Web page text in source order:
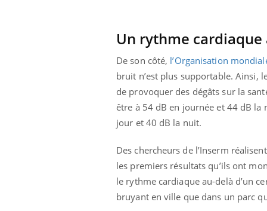
Un rythme cardiaque
De son côté, l’Organisation
bruit n’est plus supportable. Ainsi,
de provoquer des dégâts sur la
être à 54 dB en journée et 44 dB la
jour et 40 dB la nuit.
Des chercheurs de l’Inserm
les premiers résultats qu’ils ont
le rythme cardiaque au-delà d’un
bruyant en ville que dans un parc
Carence en fer : comprendre pour
Youtube
Fatigue, irritabilité, brouillard mental ou
même alopécie… Les symptômes de la